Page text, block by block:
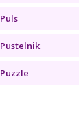
Puls
Pustelnik
Puzzle